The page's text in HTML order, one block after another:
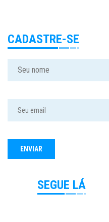
CADASTRE-SE
SEGUE LÁ